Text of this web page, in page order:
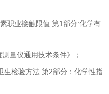
职业接触限值 第1部分:化学有
量仪通用技术条件》；
生检验方法 第2部分：化学性指